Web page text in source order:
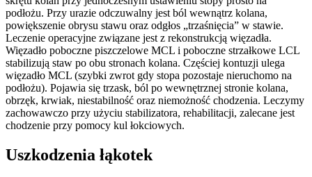
podłożu. Przy urazie odczuwalny jest ból wewnątrz kolana,
powiększenie obrysu stawu oraz odgłos „trzaśnięcia” w stawie.
Leczenie operacyjne związane jest z rekonstrukcją więzadła.
Więzadło poboczne piszczelowe MCL i poboczne strzałkowe LCL
stabilizują staw po obu stronach kolana. Częściej kontuzji ulega
więzadło MCL (szybki zwrot gdy stopa pozostaje nieruchomo na
podłożu). Pojawia się trzask, ból po wewnętrznej stronie kolana,
obrzęk, krwiak, niestabilność oraz niemożność chodzenia. Leczymy
zachowawczo przy użyciu stabilizatora, rehabilitacji, zalecane jest
chodzenie przy pomocy kul łokciowych.
Uszkodzenia łąkotek